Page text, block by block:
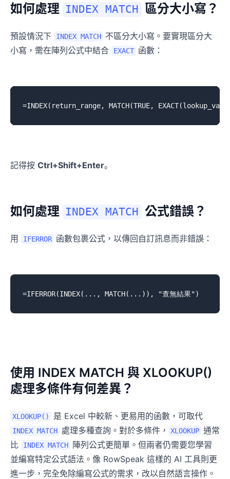
如何處理 INDEX MATCH 區分大小寫？
預設情況下 INDEX MATCH 不區分大小寫。要實現區分大
小寫，需在陣列公式中結合
EXACT 函數：
記得按 Ctrl+Shift+Enter。
如何處理 INDEX MATCH 公式錯誤？
用 IFERROR 函數包裹公式，以傳回自訂訊息而非錯誤：
使用 INDEX MATCH 與 XLOOKUP()
處理多條件有何差異？
XLOOKUP() 是 Excel 中較新、更易用的函數，可取代
INDEX MATCH 處理多種查詢。對於多條件， XLOOKUP 通常
比
INDEX MATCH 陣列公式更簡單。但兩者仍需要您學習
並編寫特定公式語法。像 RowSpeak 這樣的 AI 工具則更
進一步，完全免除編寫公式的需求，改以自然語言操作。